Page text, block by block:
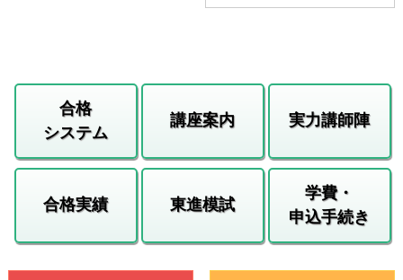
合格
システム
講座案内 実力講師陣
合格実績 東進模試
学費・
申込手続き